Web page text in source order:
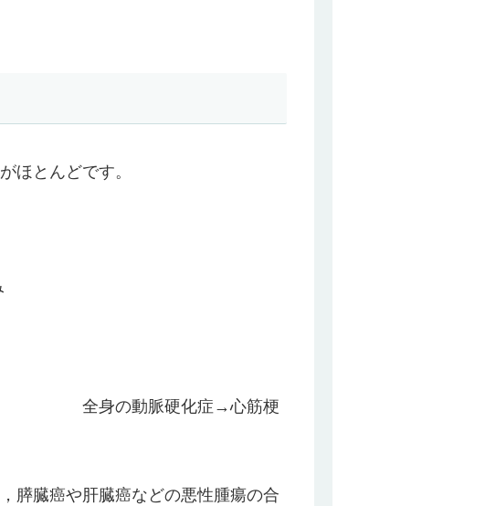
ほとんどです。
身の動脈硬化症→心筋梗
膵臓癌や肝臓癌などの悪性腫瘍の合